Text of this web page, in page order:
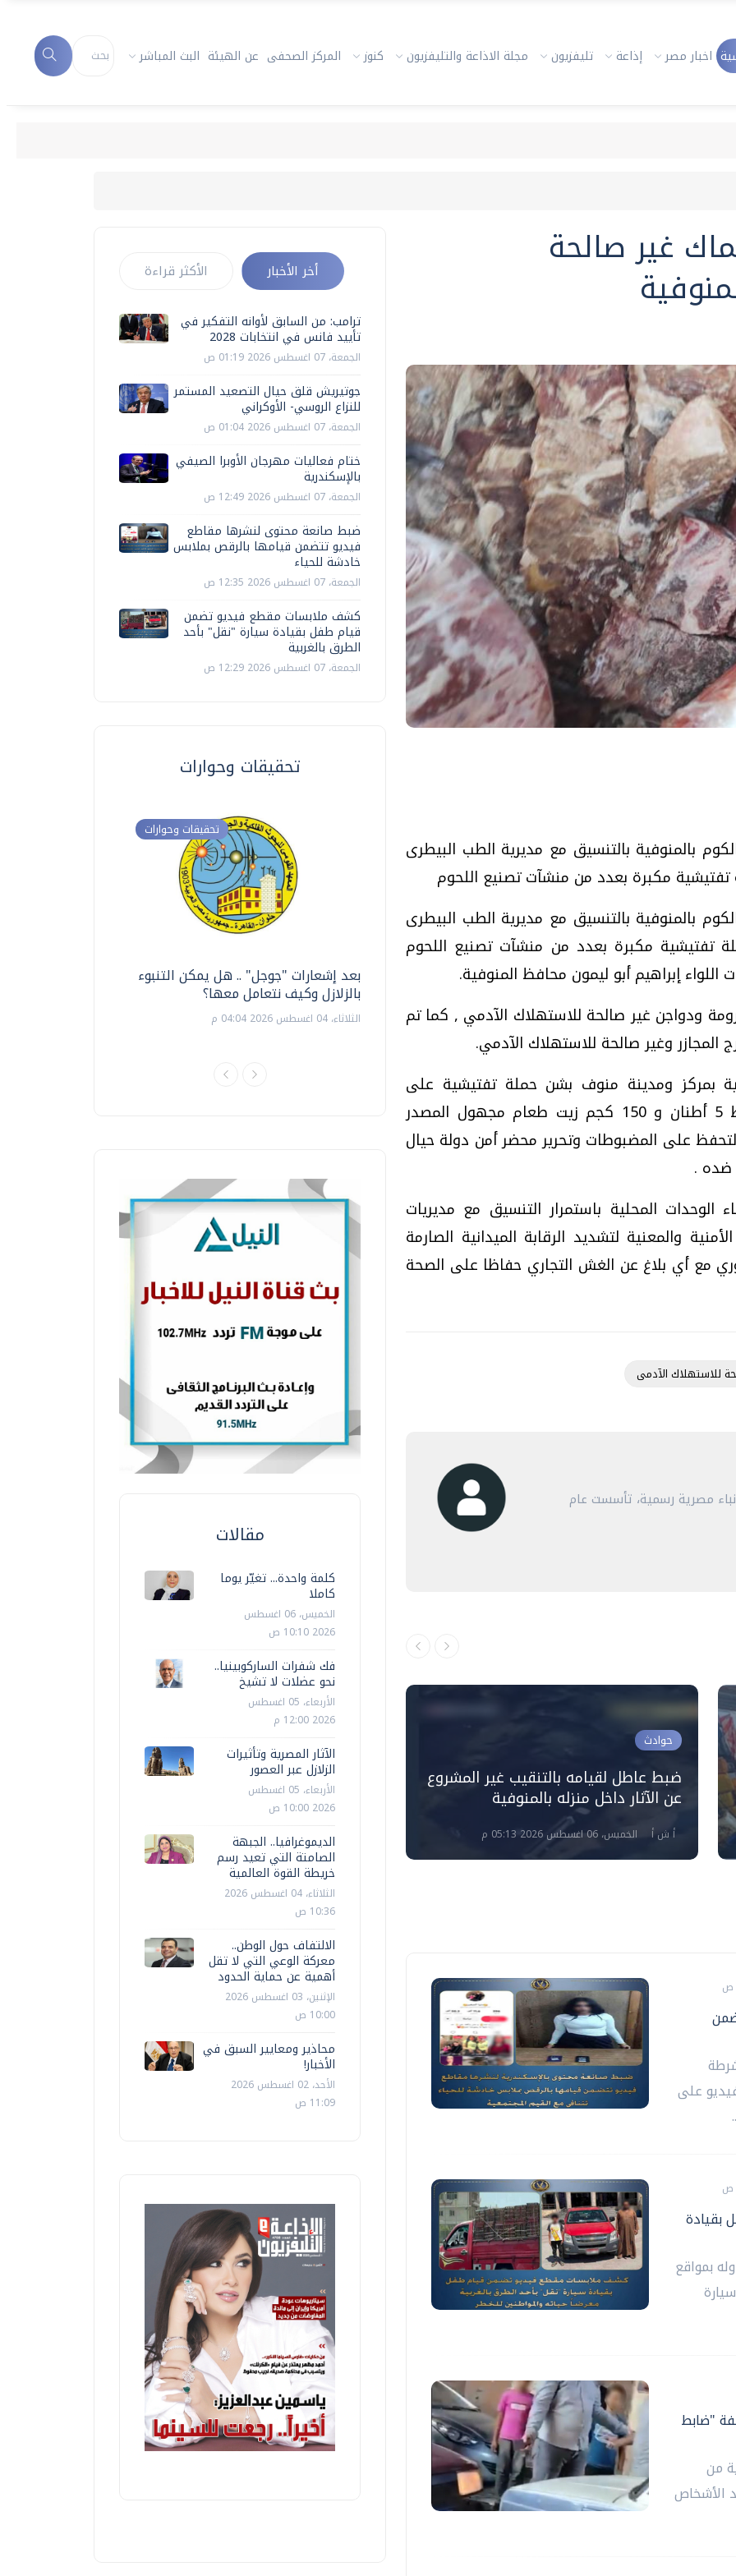
اخبار مصر إذاعة تليفزيون مجلة الاذاعة والتليفزيون كنوز المركز الصحفى عن الهيئة البث المباشر
غير صالحة
بالمنوفية بالتنسيق مع مديرية الطب البيطرى
مكبرة بعدد من منشآت تصنيع اللحوم
بالمنوفية بالتنسيق مع مديرية الطب البيطرى
تفتيشية مكبرة بعدد من منشآت تصنيع اللحوم
اللواء إبراهيم أبو ليمون محافظ المنوفية.
7 أطنان لحوم مفرومة ودواجن غير صالحة للاستهلاك الآدمي , كما تم
وغير صالحة للاستهلاك الآدمي.
بمركز ومدينة منوف بشن حملة تفتيشية على
الأسواق والمحال التجارية أسفرت عن ضبط 5 أطنان و 150 كجم زيت طعام مجهول المصدر
على المضبوطات وتحرير محضر أمن دولة حيال
ضده .
المحلية باستمرار التنسيق مع مديريات
والمعنية لتشديد الرقابة الميدانية الصارمة
مع أي بلاغ عن الغش التجاري حفاظا على الصحة
للاستهلاك الآدمى
مصرية رسمية، تأسست عام
وزارة الداخلية: إحالة ضابط للتحقيق
لتجاوزه في غير أوقات عمله الرسمية
السبت، 06 يونيه 2026 07:20 م
حوادث
ضبط عاطل لقيامه بالتنقيب غير المشروع
عن الآثار داخل منزله بالمنوفية
أ ش أ الخميس، 06 اغسطس 2026 05:13 م
على
بمواقع
"ضابط
من
الأشخاص
أخر الأخبار الأكثر قراءة
ترامب: من السابق لأوانه التفكير في
تأييد فانس في انتخابات 2028
الجمعة، 07 اغسطس 2026 01:19 ص
جوتيريش قلق حيال التصعيد المستمر
للنزاع الروسي- الأوكراني
الجمعة، 07 اغسطس 2026 01:04 ص
ختام فعاليات مهرجان الأوبرا الصيفي
بالإسكندرية
الجمعة، 07 اغسطس 2026 12:49 ص
ضبط صانعة محتوى لنشرها مقاطع
فيديو تتضمن قيامها بالرقص بملابس
خادشة للحياء
الجمعة، 07 اغسطس 2026 12:35 ص
كشف ملابسات مقطع فيديو تضمن
قيام طفل بقيادة سيارة "نقل" بأحد
الطرق بالغربية
الجمعة، 07 اغسطس 2026 12:29 ص
تحقيقات وحوارات
تحقيقات وحوارات
بعد إشعارات "جوجل" .. هل يمكن التنبوء
بالزلازل وكيف نتعامل معها؟
الثلاثاء، 04 اغسطس 2026 04:04 م
دليلك للتنسيق الجامعي .. تساؤلات
السبت، 01 اغسطس 2026 10:25 ص
تقنيات واعدة
مقالات
كلمة واحدة... تغيّر يوما
كاملا
الخميس، 06 اغسطس
2026 10:10 ص
فك شفرات الساركوبينيا..
نحو عضلات لا تشيخ
الأربعاء، 05 اغسطس
2026 12:00 م
الآثار المصرية وتأثيرات
الزلازل عبر العصور
الأربعاء، 05 اغسطس
2026 10:00 ص
الديموغرافيا.. الجبهة
الصامتة التي تعيد رسم
خريطة القوة العالمية
الثلاثاء، 04 اغسطس 2026
10:36 ص
الالتفاف حول الوطن..
معركة الوعي التي لا تقل
أهمية عن حماية الحدود
الإثنين، 03 اغسطس 2026
10:00 ص
محاذير ومعايير السبق في
الأخبار!
الأحد، 02 اغسطس 2026
11:09 ص